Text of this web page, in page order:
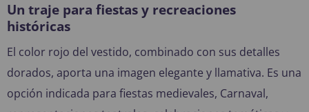
Un traje para fiestas y recreaciones
históricas
El color rojo del vestido, combinado con sus detalles
dorados, aporta una imagen elegante y llamativa. Es una
opción indicada para fiestas medievales, Carnaval,